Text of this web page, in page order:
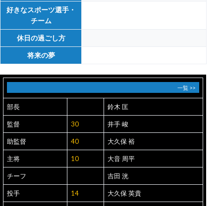
好きなスポーツ選手・
チーム
休日の過ごし方
将来の夢
一覧 >>
部長 鈴木 匡
監督 30 井手 峻
助監督 40 大久保 裕
主将 10 大音 周平
チーフ 吉田 洸
投手 14 大久保 英貴